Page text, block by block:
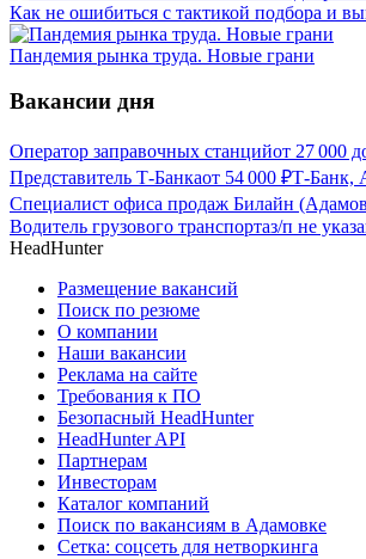
Как не ошибиться с тактикой подбора и
Пандемия рынка труда. Новые грани
Вакансии дня
Оператор заправочных станцийот 27 000
Представитель Т-Банкаот 54 000 ₽Т-Банк,
Специалист офиса продаж Билайн
Водитель грузового транспортаз/п не
HeadHunter
Размещение вакансий
Поиск по резюме
О компании
Наши вакансии
Реклама на сайте
Требования к ПО
Безопасный HeadHunter
HeadHunter API
Партнерам
Инвесторам
Каталог компаний
Поиск по вакансиям в Адамовке
Сетка: соцсеть для нетворкинга